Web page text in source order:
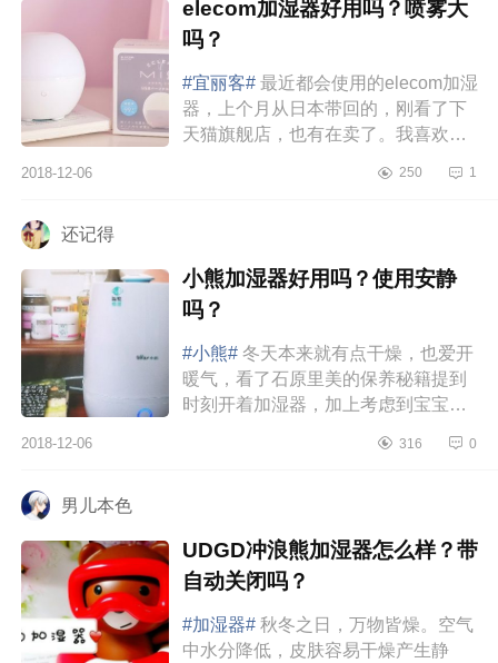
elecom加湿器好用吗？喷雾大
吗？
#宜丽客# 最近都会使用的elecom加湿
器，上个月从日本带回的，刚看了下
天猫旗舰店，也有在卖了。我喜欢房
烛，可是要进入秋冬季了，还是想...
2018-12-06 250 1
还记得
小熊加湿器好用吗？使用安静
吗？
#小熊# 冬天本来就有点干燥，也爱开
暖气，看了石原里美的保养秘籍提到
时刻开着加湿器，加上考虑到宝宝出
(有利于预防湿疹啥的)，于是买...
2018-12-06 316 0
男儿本色
UDGD冲浪熊加湿器怎么样？带
自动关闭吗？
#加湿器# 秋冬之日，万物皆燥。空气
中水分降低，皮肤容易干燥产生静